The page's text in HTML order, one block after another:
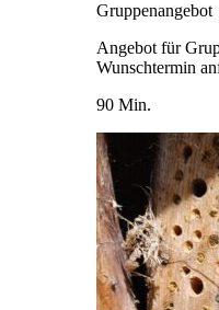
Gruppenangebot
Angebot für
Wunschtermin
90 Min.